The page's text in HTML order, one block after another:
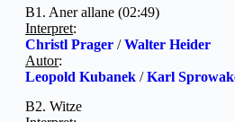
B1. Aner allane (02:49)
Interpret:
Christl Prager /Walter Heider
Autor:
Leopold Kubanek /Karl
B2. Witze